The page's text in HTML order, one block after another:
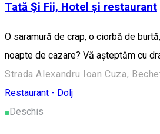
Tată Și Fii, Hotel și restaurant
O saramură de crap, o ciorbă de
noapte de cazare? Vă așteptăm cu
Strada Alexandru Ioan Cuza,
Restaurant - Dolj
Deschis